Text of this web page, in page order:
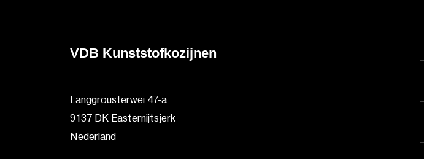
VDB Kunststofkozijnen
Langgrousterwei 47-a
9137 DK Easternijtsjerk
Nederland